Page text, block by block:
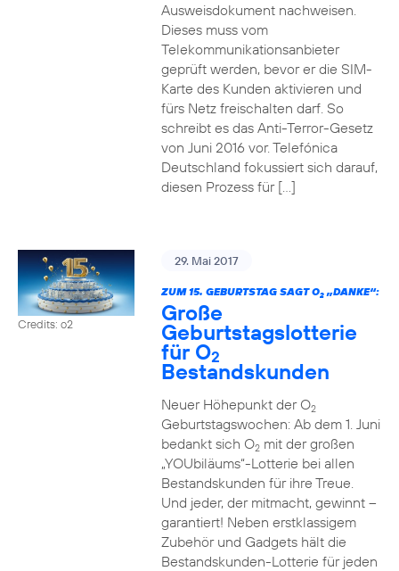
Ausweisdokument nachweisen.
Dieses muss vom
Telekommunikationsanbieter
geprüft werden, bevor er die SIM-
Karte des Kunden aktivieren und
fürs Netz freischalten darf. So
schreibt es das Anti-Terror-Gesetz
von Juni 2016 vor. Telefónica
Deutschland fokussiert sich darauf,
diesen Prozess für […]
Credits: o2
29. Mai 2017
ZUM 15. GEBURTSTAG SAGT O2„DANKE“:
Große
Geburtstagslotterie
für O2
Bestandskunden
Neuer Höhepunkt der O2
Geburtstagswochen: Ab dem 1. Juni
bedankt sich O2mit der großen
„YOUbiläums“-Lotterie bei allen
Bestandskunden für ihre Treue.
Und jeder, der mitmacht, gewinnt –
garantiert! Neben erstklassigem
Zubehör und Gadgets hält die
Bestandskunden-Lotterie für jeden